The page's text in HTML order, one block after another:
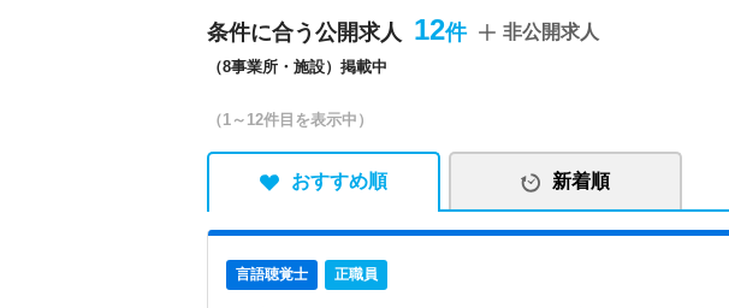
条件に合う公開求人 12
（8事業所・施設）掲載中
非公開求人
（1～12件目を表示中）
おすすめ順 新着順
言語聴覚士 正職員